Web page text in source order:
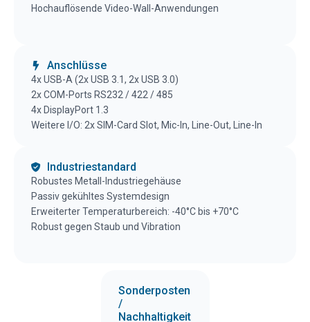
Hochauflösende Video-Wall-Anwendungen
Anschlüsse
4x USB-A (2xUSB 3.1, 2xUSB 3 .0)
2xCOM-Ports RS232 / 422 / 485
4x DisplayPort 1.3
Weitere I/O: 2x SIM-Card Slot, Mic-In, Line-Out, Line-In
Industriestandard
Robustes Metall-Industriegehäuse
Passiv gekühltes Systemdesign
Erweiterter Temperaturbereich: -40°C bis +70°C
Robust gegen Staub und Vibration
Sonderposten
/
Nachhaltigkeit